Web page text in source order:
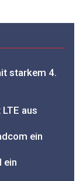
starkem 4.
aus
ein
ein